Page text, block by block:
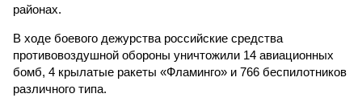
районах.
В ходе боевого дежурства российские средства
противовоздушной обороны уничтожили 14 авиационных
бомб, 4 крылатые ракеты «Фламинго» и 766 беспилотников
различного типа.